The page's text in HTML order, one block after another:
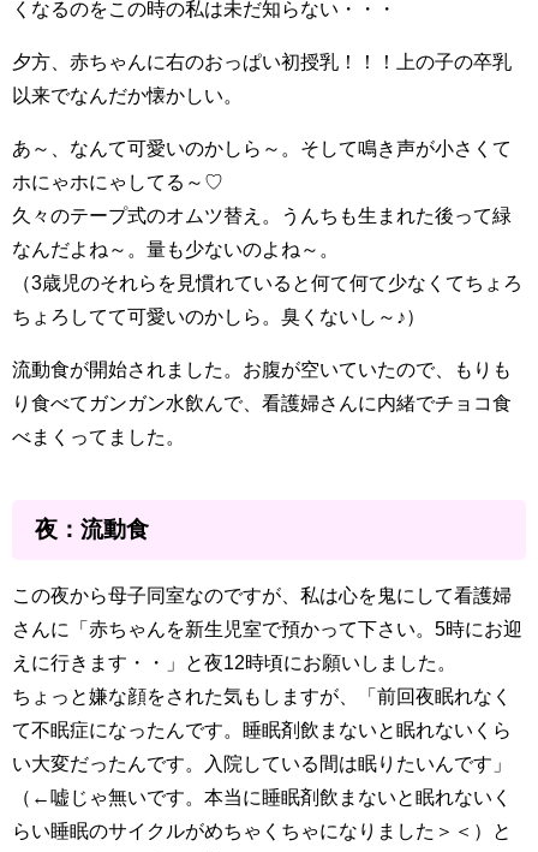
くなるのをこの時の私は未だ知らない・・・
夕方、赤ちゃんに右のおっぱい初授乳！！！上の子の卒乳
以来でなんだか懐かしい。
あ～、なんて可愛いのかしら～。そして鳴き声が小さくて
ホにゃホにゃしてる～♡
久々のテープ式のオムツ替え。うんちも生まれた後って緑
なんだよね～。量も少ないのよね～。
（3歳児のそれらを見慣れていると何て何て少なくてちょろ
ちょろしてて可愛いのかしら。臭くないし～♪）
流動食が開始されました。お腹が空いていたので、もりも
り食べてガンガン水飲んで、看護婦さんに内緒でチョコ食
べまくってました。
夜：流動食
この夜から母子同室なのですが、私は心を鬼にして看護婦
さんに「赤ちゃんを新生児室で預かって下さい。5時にお迎
えに行きます・・」と夜12時頃にお願いしました。
ちょっと嫌な顔をされた気もしますが、「前回夜眠れなく
て不眠症になったんです。睡眠剤飲まないと眠れないくら
い大変だったんです。入院している間は眠りたいんです」
（←嘘じゃ無いです。本当に睡眠剤飲まないと眠れないく
らい睡眠のサイクルがめちゃくちゃになりました＞＜）と